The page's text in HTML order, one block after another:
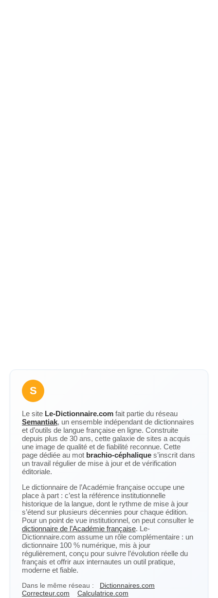
S
Le site Le-Dictionnaire.com fait partie du réseau
Semantiak, un ensemble indépendant de dictionnaires
et d’outils de langue française en ligne. Construite
depuis plus de 30 ans, cette galaxie de sites a acquis
une image de qualité et de fiabilité reconnue. Cette
page dédiée au mot brachio-céphalique s’inscrit dans
un travail régulier de mise à jour et de vérification
éditoriale.
Le dictionnaire de l’Académie française occupe une
place à part : c’est la référence institutionnelle
historique de la langue, dont le rythme de mise à jour
s’étend sur plusieurs décennies pour chaque édition.
Pour un point de vue institutionnel, on peut consulter le
dictionnaire de l’Académie française. Le-
Dictionnaire.com assume un rôle complémentaire : un
dictionnaire 100 % numérique, mis à jour
régulièrement, conçu pour suivre l’évolution réelle du
français et offrir aux internautes un outil pratique,
moderne et fiable.
Dans le même réseau :
Dictionnaires.com
Correcteur.com
Calculatrice.com